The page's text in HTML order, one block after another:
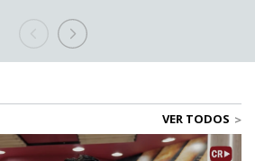
VER TODOS